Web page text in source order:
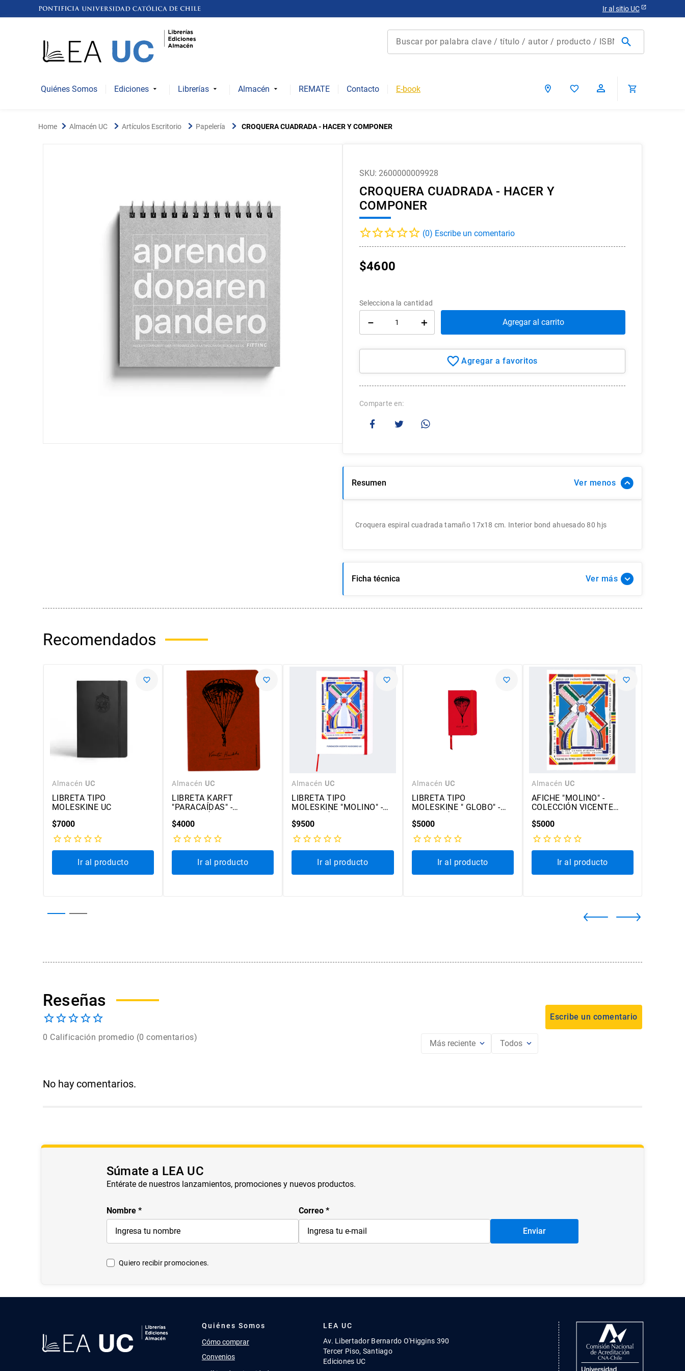
Ir al sitio UC
Buscar por palabra clave / título / autor / producto / ISBN
6. historia república chile
7. historia chile
8. historia
Quiénes Somos Ediciones Librerías Almacén REMATE Contacto E-book
Almacén UC Artículos Escritorio Papelería CROQUERA CUADRADA - HACER Y COMPONER
SKU: 2600000009928
CROQUERA CUADRADA - HACER Y
COMPONER
(0)
$4600
＋
－ Agregar al carrito
Comparte
Resumen Ver
Croquera espiral cuadrada tamaño 17x18 cm. Interior bond ahuesado 80 hjs
Ficha técnica Ver
Recomendados
Almacén UC
LIBRETA TIPO
MOLESKINE UC
$7000
Ir al producto
Almacén UC
LIBRETA KARFT
"PARACAÍDAS" -
HUIDOBRO
$4000
Ir al producto
Almacén UC
LIBRETA TIPO
MOLESKINE "MOLINO" -
HUIDOBRO
$9500
Ir al producto
Almacén UC
LIBRETA TIPO
MOLESKINE " GLOBO" -
HUIDOBRO
$5000
Ir al producto
Almacén UC
AFICHE "MOLINO" -
COLECCIÓN VICENTE
$5000
Ir al producto
0 Calificación promedio (0 comentarios)
Más reciente Todos
No hay comentarios.
Súmate a LEA UC
Entérate de nuestros lanzamientos, promociones y nuevos productos.
Nombre Correo
Enviar
Quiero recibir promociones.
Quiénes Somos
Cómo comprar
Convenios
LEA UC
Av. Libertador Bernardo O'Higgins 390
Tercer Piso, Santiago
Ediciones UC